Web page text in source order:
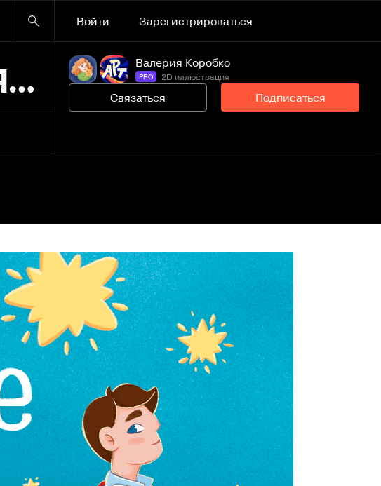
Войти Зарегистрироваться
Своя Компания | Серия иллюстраций для кофейных стаканов Валерия Коробко
PRO 2D иллюстрация
Связаться Подписаться